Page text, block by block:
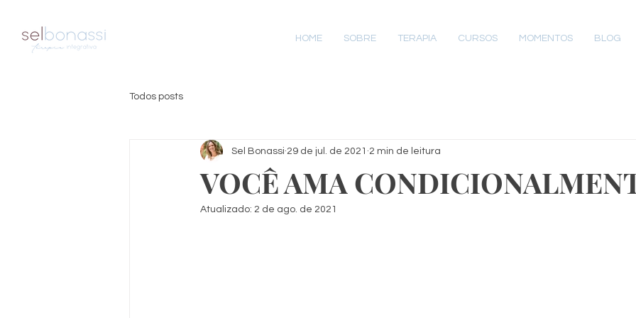
HOME SOBRE TERAPIA CURSOS MOMENTOS BLOG
Todos posts
VOCÊ AMA
Sel Bonassi 29 de jul. de 2021 2 min de leitura
Atualizado: 2 de ago. de 2021